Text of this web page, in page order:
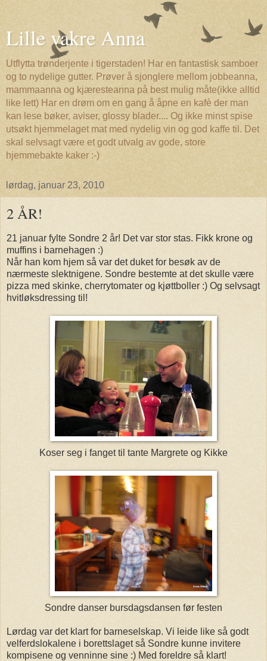
Lille vakre Anna
Utflytta trønderjente i tigerstaden! Har en fantastisk samboer
og to nydelige gutter. Prøver å sjonglere mellom jobbeanna,
mammaanna og kjæresteanna på best mulig måte(ikke alltid
like lett) Har en drøm om en gang å åpne en kafè der man
kan lese bøker, aviser, glossy blader.... Og ikke minst spise
utsøkt hjemmelaget mat med nydelig vin og god kaffe til. Det
skal selvsagt være et godt utvalg av gode, store
hjemmebakte kaker :-)
lørdag, januar 23, 2010
2 ÅR!
21 januar fylte Sondre 2 år! Det var stor stas. Fikk krone og
muffins i barnehagen :)
Når han kom hjem så var det duket for besøk av de
nærmeste slektnigene. Sondre bestemte at det skulle være
pizza med skinke, cherrytomater og kjøttboller :) Og selvsagt
hvitløksdressing til!
Koser seg i fanget til tante Margrete og Kikke
Sondre danser bursdagsdansen før festen
Lørdag var det klart for barneselskap. Vi leide like så godt
velferdslokalene i borettslaget så Sondre kunne invitere
kompisene og venninne sine :) Med foreldre så klart!